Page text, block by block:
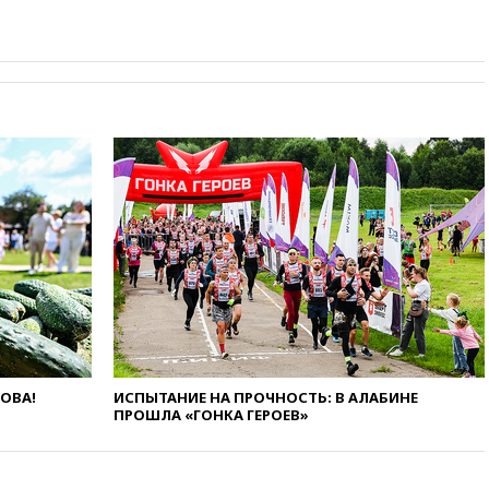
19:45ISU предоставил
нейтральный статус
19:35Зеленский впервые
совершил официальный визит
в Сербию
19:19Россиянка погибла во
Французских Альпах
19:00Открытое горение на
складе в Брянске
ликвидировано
18:55Минобороны отчиталось
об ударах по двум украинским
сухогрузам в Черном море
абсолютными чемпионами на
ИСПЫТАНИЕ НА ПРОЧНОСТЬ: В АЛАБИНЕ
ПРОШЛА «ГОНКА ГЕРОЕВ»